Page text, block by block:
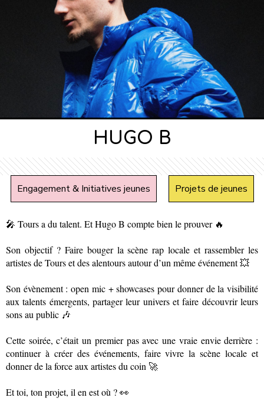
HUGO B
Engagement & Initiatives jeunes Projets de jeunes
🎤 Tours a du talent. Et Hugo B compte bien le prouver 🔥
Son objectif ? Faire bouger la scène rap locale et rassembler les
artistes de Tours et des alentours autour d’un même événement 💥
Son évènement : open mic + showcases pour donner de la visibilité
aux talents émergents, partager leur univers et faire découvrir leurs
sons au public 🎶
Cette soirée, c’était un premier pas avec une vraie envie derrière :
continuer à créer des événements, faire vivre la scène locale et
donner de la force aux artistes du coin 🚀
Et toi, ton projet, il en est où ? 👀